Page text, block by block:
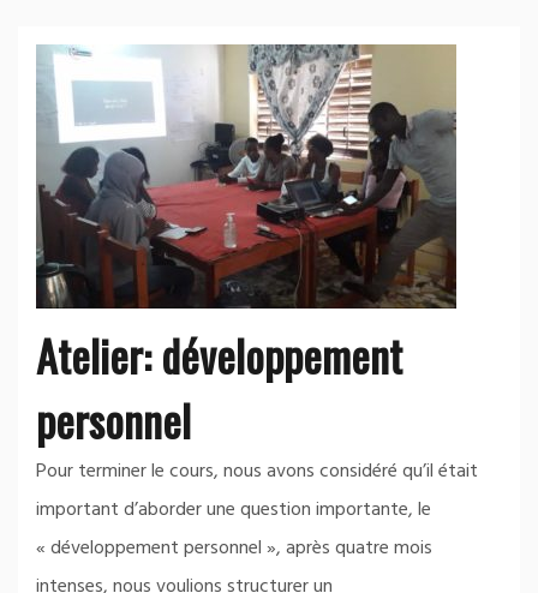
Atelier: développement
personnel
Pour terminer le cours, nous avons considéré qu’il était
important d’aborder une question importante, le
« développement personnel », après quatre mois